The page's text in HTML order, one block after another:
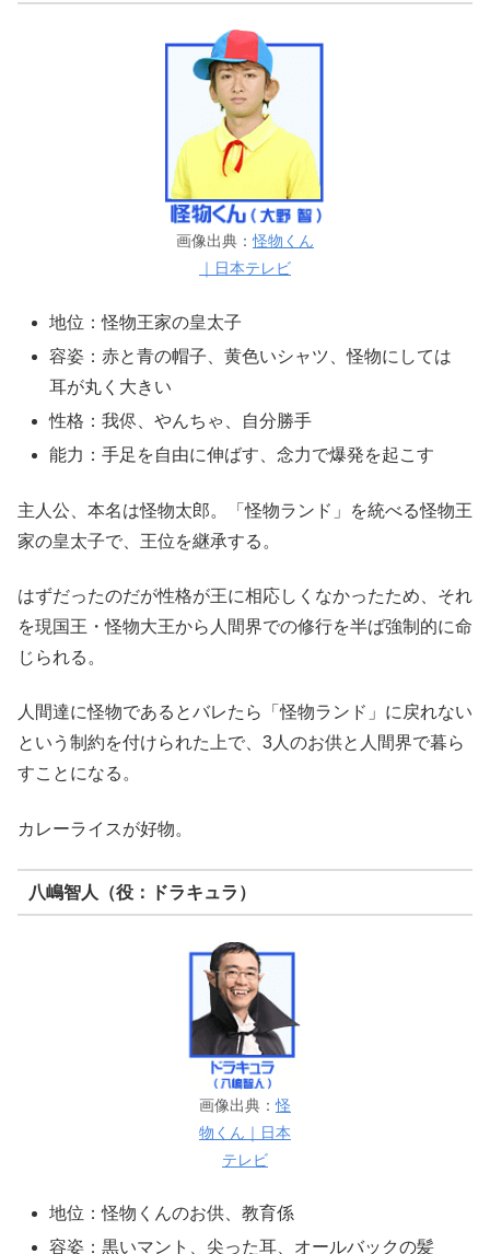
画像出典：怪物くん
｜日本テレビ
地位：怪物王家の皇太子
容姿：赤と青の帽子、黄色いシャツ、怪物にしては
耳が丸く大きい
性格：我侭、やんちゃ、自分勝手
能力：手足を自由に伸ばす、念力で爆発を起こす
主人公、本名は怪物太郎。「怪物ランド」を統べる怪物王
家の皇太子で、王位を継承する。
はずだったのだが性格が王に相応しくなかったため、それ
を現国王・怪物大王から人間界での修行を半ば強制的に命
じられる。
人間達に怪物であるとバレたら「怪物ランド」に戻れない
という制約を付けられた上で、3人のお供と人間界で暮ら
すことになる。
カレーライスが好物。
八嶋智人（役：ドラキュラ）
画像出典：怪
物くん｜日本
テレビ
地位：怪物くんのお供、教育係
容姿：黒いマント、尖った耳、オールバックの髪